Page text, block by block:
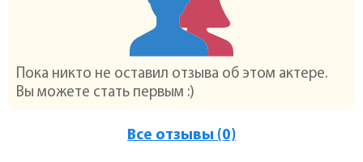
Пока никто не оставил отзыва об этом актере.
Вы можете стать первым :)
Все отзывы (0)